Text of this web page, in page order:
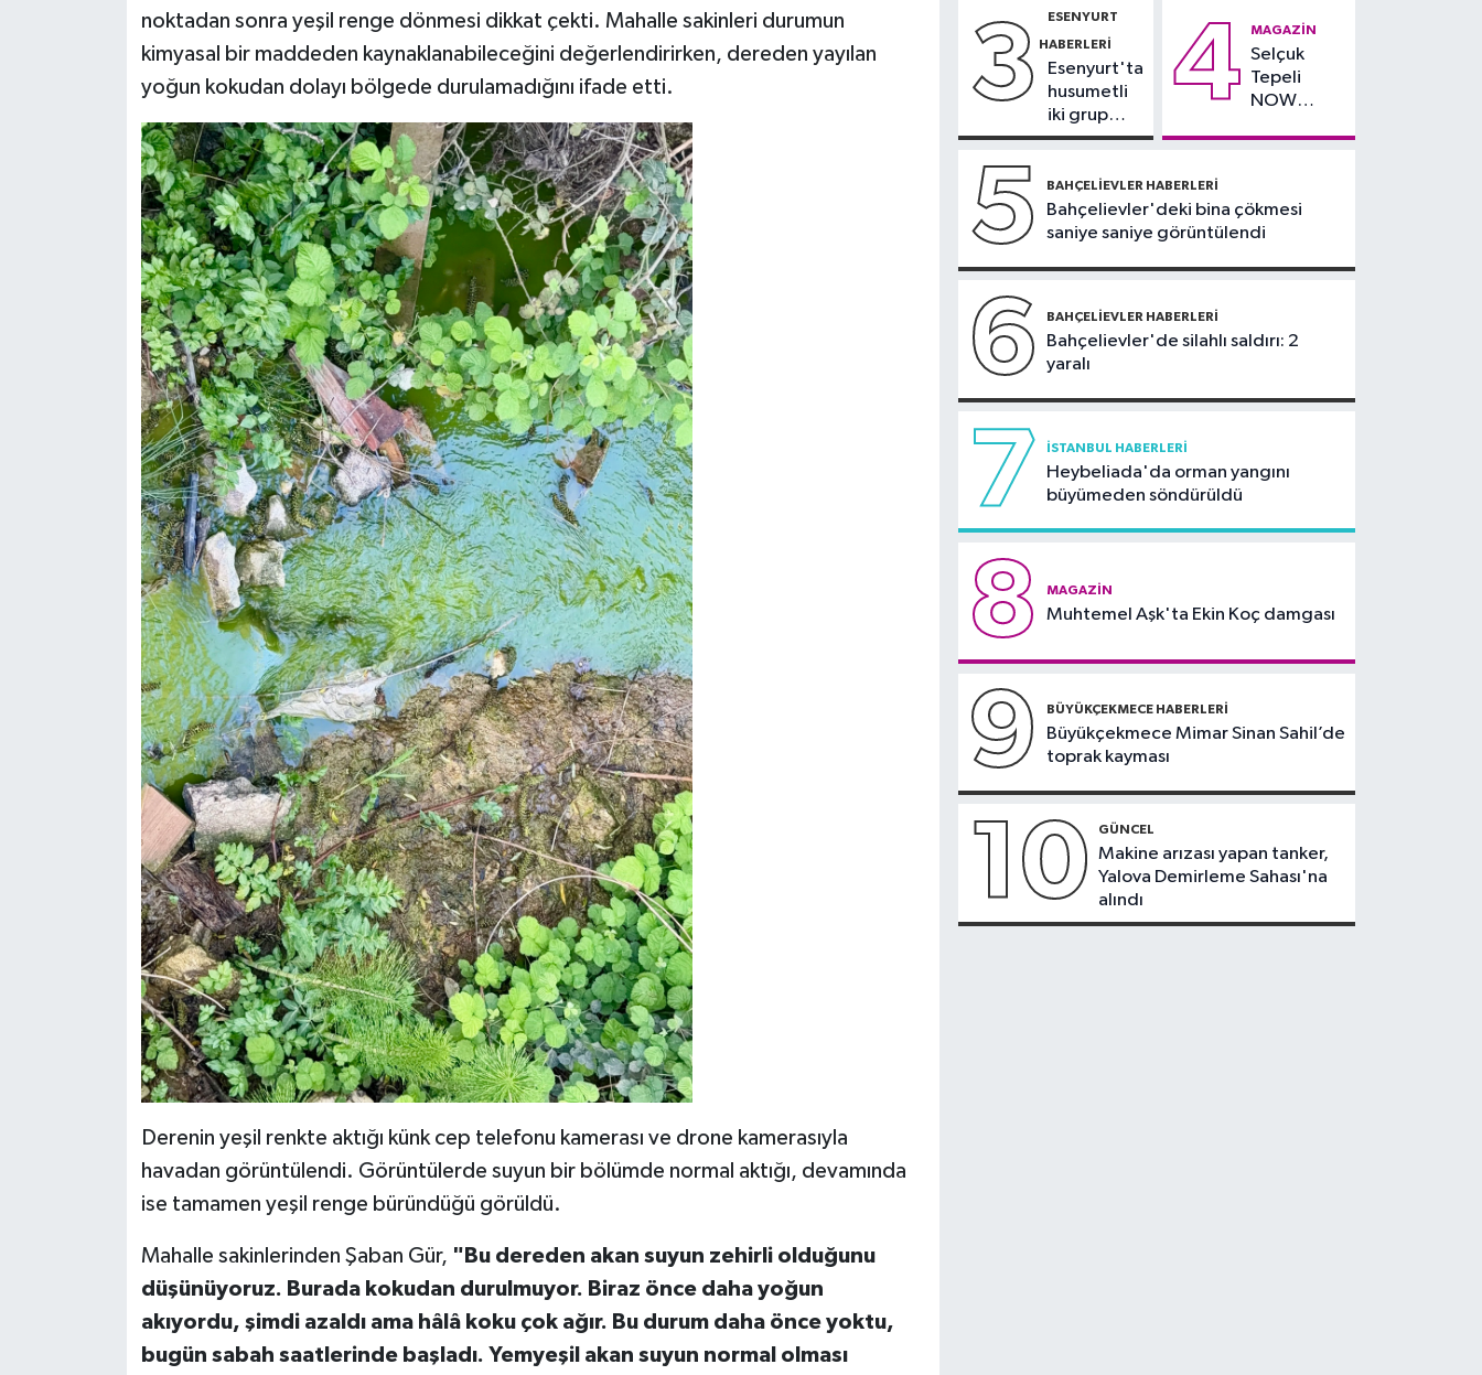
noktadan sonra yeşil renge dönmesi dikkat çekti. Mahalle sakinleri durumun
kimyasal bir maddeden kaynaklanabileceğini değerlendirirken, dereden yayılan
yoğun kokudan dolayı bölgede durulamadığını ifade etti.
Derenin yeşil renkte aktığı künk cep telefonu kamerası ve drone kamerasıyla
havadan görüntülendi. Görüntülerde suyun bir bölümde normal aktığı, devamında
ise tamamen yeşil renge büründüğü görüldü.
Mahalle sakinlerinden Şaban Gür, "Bu dereden akan suyun zehirli olduğunu
düşünüyoruz. Burada kokudan durulmuyor. Biraz önce daha yoğun
akıyordu, şimdi azaldı ama hâlâ koku çok ağır. Bu durum daha önce yoktu,
bugün sabah saatlerinde başladı. Yemyeşil akan suyun normal olması
Sultanbeyli Haberleri
09:10Sultanbeyli'de
alışveriş merkezinde
3 ESENYURT
HABERLERI
Esenyurt'ta
husumetli
iki grup
arasında
kavga
4 MAGAZIN
Selçuk
Tepeli
NOW
5 BAHÇELIEVLER HABERLERI
Bahçelievler'deki bina çökmesi
saniye saniye görüntülendi
6 BAHÇELIEVLER HABERLERI
Bahçelievler'de silahlı saldırı: 2
yaralı
7 İSTANBUL HABERLERI
Heybeliada'da orman yangını
büyümeden söndürüldü
8 MAGAZIN
Muhtemel Aşk'ta Ekin Koç damgası
9 BÜYÜKÇEKMECE HABERLERI
Büyükçekmece Mimar Sinan Sahil’de
toprak kayması
10 GÜNCEL
Makine arızası yapan tanker,
Yalova Demirleme Sahası'na
alındı